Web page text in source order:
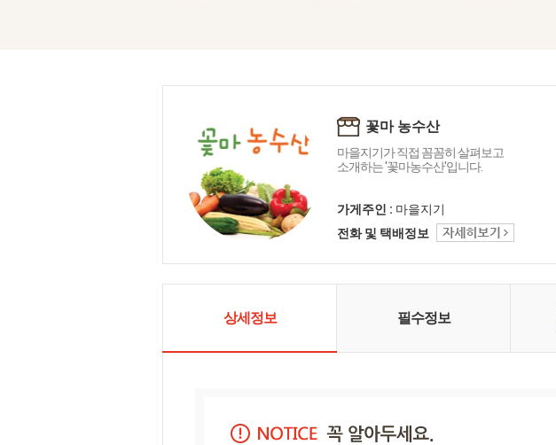
꽃마 농수산
마을지기가 직접 꼼꼼히 살펴보고
소개하는 '꽃마농수산'입니다.
가게주인 : 마을지기
전화 및 택배정보
상세정보 필수정보